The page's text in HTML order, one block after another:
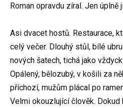
Roman opravdu zíral. Jen úplně
Asi dvacet hostů. Restaurace,
celý večer. Dlouhý stůl, bílé
nových šatech, tichá jako
Opálený, bělozubý, v košili za
příchozí, mužům plácal po
Velmi okouzlující člověk. Dokud